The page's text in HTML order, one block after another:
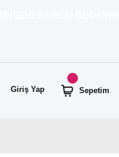
Giriş Yap Sepetim